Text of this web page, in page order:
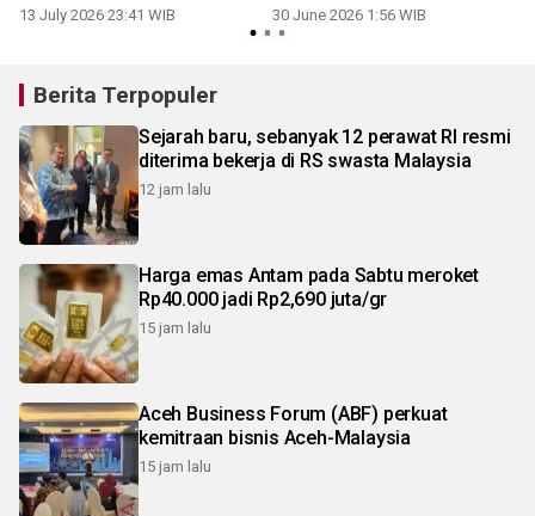
13 July 2026 23:41 WIB 30 June 2026 1:56 WIB
Berita Terpopuler
Sejarah baru, sebanyak 12 perawat RI resmi
diterima bekerja di RS swasta Malaysia
12 jam lalu
Harga emas Antam pada Sabtu meroket
Rp40.000 jadi Rp2,690 juta/gr
15 jam lalu
Aceh Business Forum (ABF) perkuat
kemitraan bisnis Aceh-Malaysia
15 jam lalu